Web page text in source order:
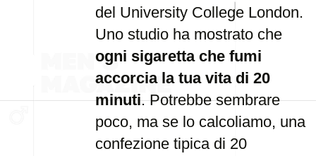
del University College London.
Uno studio ha mostrato che
ogni sigaretta che fumi
accorcia la tua vita di 20
minuti. Potrebbe sembrare
poco, ma se lo calcoliamo, una
confezione tipica di 20